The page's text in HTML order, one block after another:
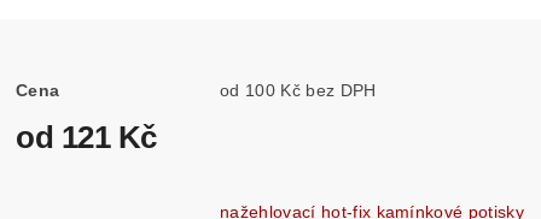
Cena od 100 Kč bez DPH
od 121 Kč
nažehlovací hot-fix kamínkové potisky